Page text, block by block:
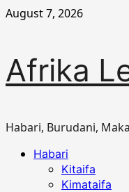
Skip
August 7, 2026
Afrika
Habari, Burudani,
PrimaryHabari
Kitaifa
Kimataifa